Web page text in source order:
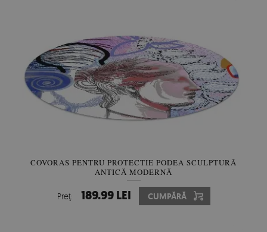
COVORAS PENTRU PROTECTIE PODEA SCULPTURĂ
ANTICĂ MODERNĂ
Preţ: 189.99 LEI CUMPĂRĂ